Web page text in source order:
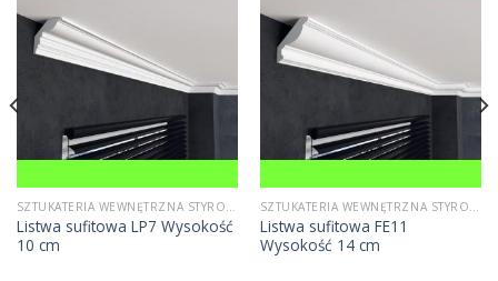
SZTUKATERIA WEWNĘTRZNA STYROPIANOWA
Listwa sufitowa LP7 Wysokość
10 cm
SZTUKATERIA WEWNĘTRZNA STYROPIANOWA
Listwa sufitowa FE11
Wysokość 14 cm